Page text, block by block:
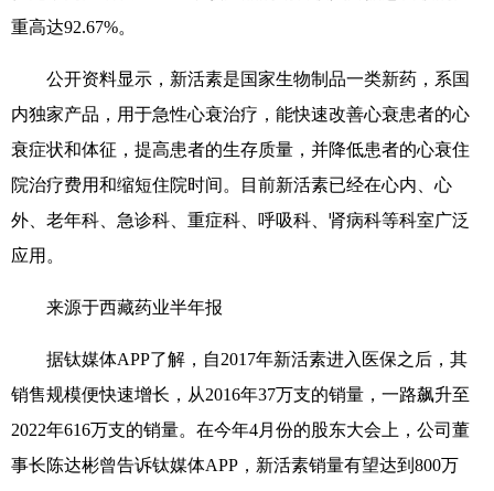
重高达92.67%。
公开资料显示，新活素是国家生物制品一类新药，系国
内独家产品，用于急性心衰治疗，能快速改善心衰患者的心
衰症状和体征，提高患者的生存质量，并降低患者的心衰住
院治疗费用和缩短住院时间。目前新活素已经在心内、心
外、老年科、急诊科、重症科、呼吸科、肾病科等科室广泛
应用。
来源于西藏药业半年报
据钛媒体APP了解，自2017年新活素进入医保之后，其
销售规模便快速增长，从2016年37万支的销量，一路飙升至
2022年616万支的销量。在今年4月份的股东大会上，公司董
事长陈达彬曾告诉钛媒体APP，新活素销量有望达到800万